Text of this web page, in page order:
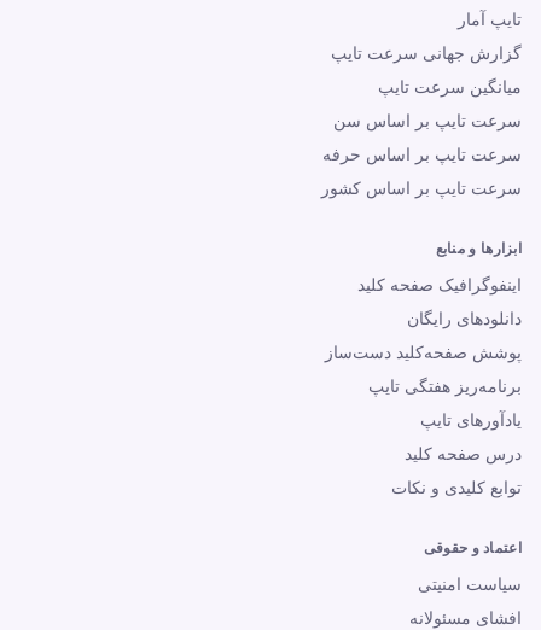
تایپ آمار
گزارش جهانی سرعت تایپ
میانگین سرعت تایپ
سرعت تایپ بر اساس سن
سرعت تایپ بر اساس حرفه
سرعت تایپ بر اساس کشور
ابزارها و منابع
اینفوگرافیک صفحه کلید
دانلودهای رایگان
پوشش صفحه‌کلید دست‌ساز
برنامه‌ریز هفتگی تایپ
یادآورهای تایپ
درس صفحه کلید
توابع کلیدی و نکات
اعتماد و حقوقی
سیاست امنیتی
افشای مسئولانه